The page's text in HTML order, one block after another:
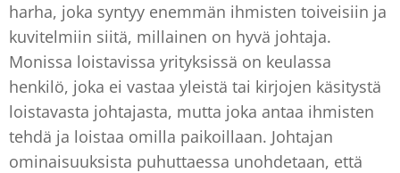
harha, joka syntyy enemmän ihmisten toiveisiin ja
kuvitelmiin siitä, millainen on hyvä johtaja.
Monissa loistavissa yrityksissä on keulassa
henkilö, joka ei vastaa yleistä tai kirjojen käsitystä
loistavasta johtajasta, mutta joka antaa ihmisten
tehdä ja loistaa omilla paikoillaan. Johtajan
ominaisuuksista puhuttaessa unohdetaan, että